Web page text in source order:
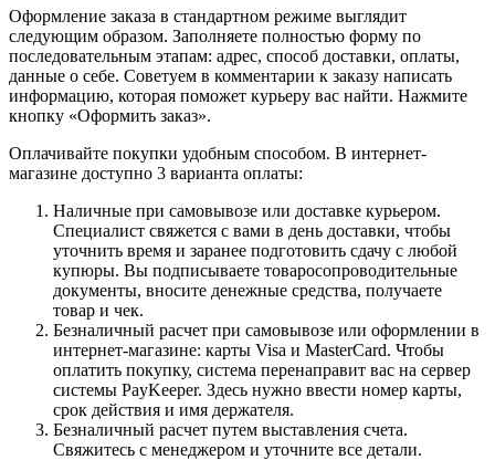
Оформление заказа в стандартном режиме выглядит
следующим образом. Заполняете полностью форму по
последовательным этапам: адрес, способ доставки, оплаты,
данные о себе. Советуем в комментарии к заказу написать
информацию, которая поможет курьеру вас найти. Нажмите
кнопку «Оформить заказ».
Оплачивайте покупки удобным способом. В интернет-
магазине доступно 3 варианта оплаты:
Наличные при самовывозе или доставке курьером.
Специалист свяжется с вами в день доставки, чтобы
уточнить время и заранее подготовить сдачу с любой
купюры. Вы подписываете товаросопроводительные
документы, вносите денежные средства, получаете
товар и чек.
Безналичный расчет при самовывозе или оформлении в
интернет-магазине: карты Visa и MasterCard. Чтобы
оплатить покупку, система перенаправит вас на сервер
системы PayKeeper. Здесь нужно ввести номер карты,
срок действия и имя держателя.
Безналичный расчет путем выставления счета.
Свяжитесь с менеджером и уточните все детали.